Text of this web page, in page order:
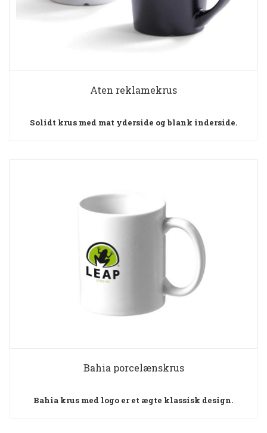
Aten reklamekrus
Solidt krus med mat yderside og blank inderside.
Bahia porcelænskrus
Bahia krus med logo er et ægte klassisk design.